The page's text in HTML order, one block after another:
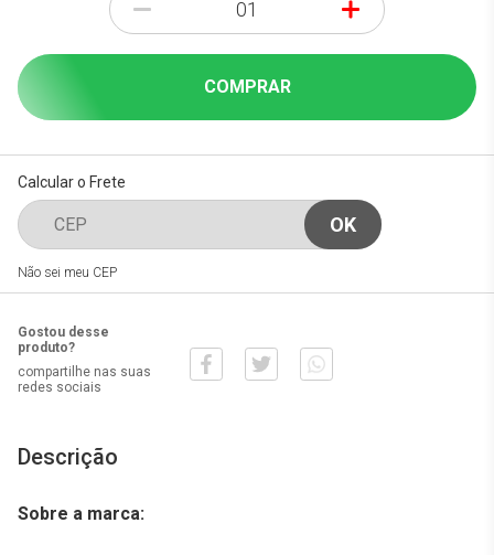
- +
COMPRAR
Calcular o Frete
Não sei meu CEP
Gostou desse
produto?
compartilhe nas suas
redes sociais
Descrição
Sobre a marca: